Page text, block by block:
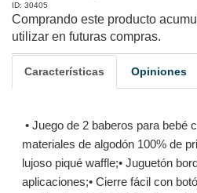
ID: 30405
Comprando este producto
utilizar en futuras compras.
Características Opiniones
• Juego de 2 baberos para bebé
materiales de algodón 100% de
lujoso piqué waffle;• Juguetón
aplicaciones;• Cierre fácil con